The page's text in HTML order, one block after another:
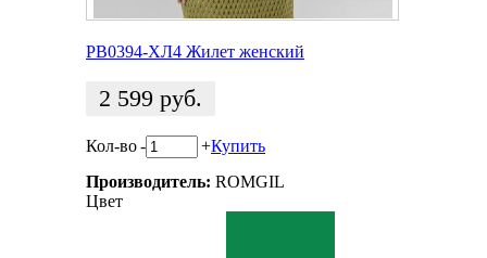
РВ0394-ХЛ4 Жилет женский
2 599 руб.
Кол-во- +Купить
Производитель: ROMGIL
Цвет